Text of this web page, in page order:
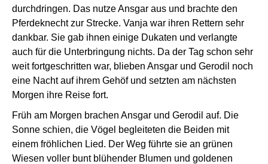
durchdringen. Das nutze Ansgar aus und brachte den
Pferdeknecht zur Strecke. Vanja war ihren Rettern sehr
dankbar. Sie gab ihnen einige Dukaten und verlangte
auch für die Unterbringung nichts. Da der Tag schon sehr
weit fortgeschritten war, blieben Ansgar und Gerodil noch
eine Nacht auf ihrem Gehöf und setzten am nächsten
Morgen ihre Reise fort.
Früh am Morgen brachen Ansgar und Gerodil auf. Die
Sonne schien, die Vögel begleiteten die Beiden mit
einem fröhlichen Lied. Der Weg führte sie an grünen
Wiesen voller bunt blühender Blumen und goldenen